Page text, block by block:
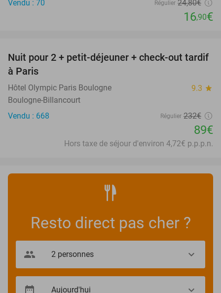
Vendu : 70
Régulier 24,80€
16,90€
62%
Nuit pour 2 + petit-déjeuner + check-out tardif
à Paris
Hôtel Olympic Paris Boulogne 9.3 star
Boulogne-Billancourt
Vendu : 668
Régulier 232€
89€
Hors taxe de séjour d'environ 4,72€ p.p.p.n.
Resto direct pas cher ?